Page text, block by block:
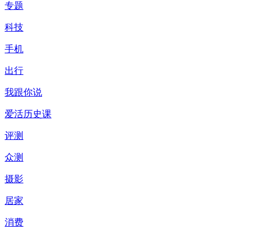
专题
科技
手机
出行
我跟你说
爱活历史课
评测
众测
摄影
居家
消费